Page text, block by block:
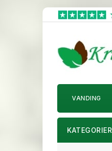
VANDING
KATEGORIER